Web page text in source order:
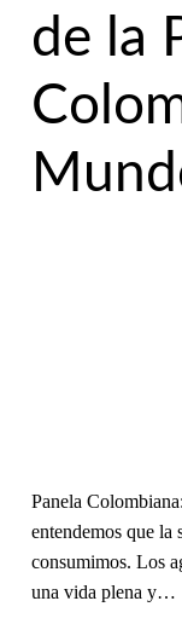
de la
Panela
entendemos que la
consumimos. Los
una vida plena y…